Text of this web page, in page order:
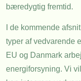
bæredygtig fremtid.
I de kommende
typer af vedvarende
EU og Danmark
energiforsyning. Vi